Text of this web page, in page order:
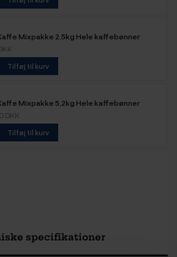
Mixpakke 2,5kg Hele kaffebønner
Tilføj til kurv
Mixpakke 5,2kg Hele kaffebønner
DKK
Tilføj til kurv
specifikationer